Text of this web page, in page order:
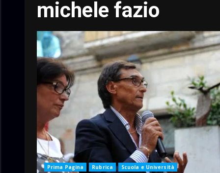
michele fazio
Prima Pagina Rubrica Scuola e Università